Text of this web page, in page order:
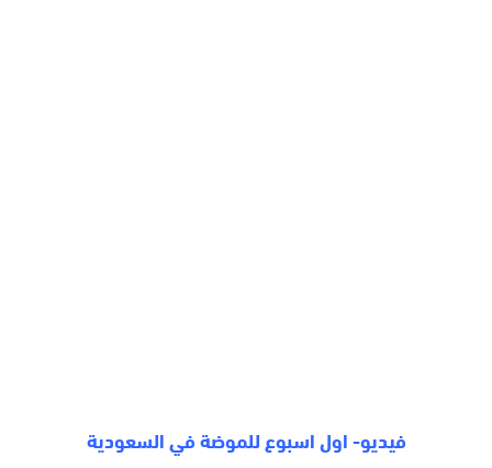
فيديو- اول اسبوع للموضة في السعودية